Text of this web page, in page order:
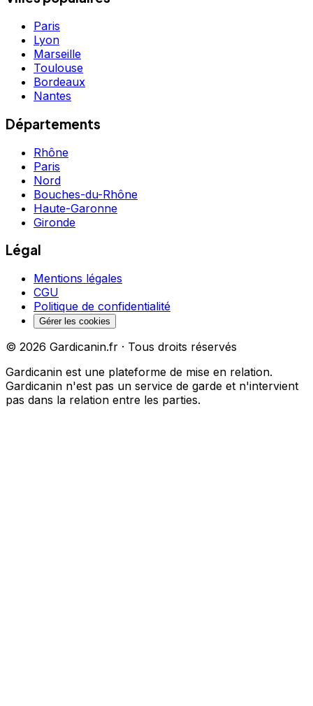
Paris
Lyon
Marseille
Toulouse
Bordeaux
Nantes
Départements
Rhône
Paris
Nord
Bouches-du-Rhône
Haute-Garonne
Gironde
Légal
Mentions légales
CGU
Politique de confidentialité
Gérer les cookies
© 2026 Gardicanin.fr · Tous droits réservés
Gardicanin est une plateforme de mise en relation.
Gardicanin n'est pas un service de garde et n'intervient
pas dans la relation entre les parties.